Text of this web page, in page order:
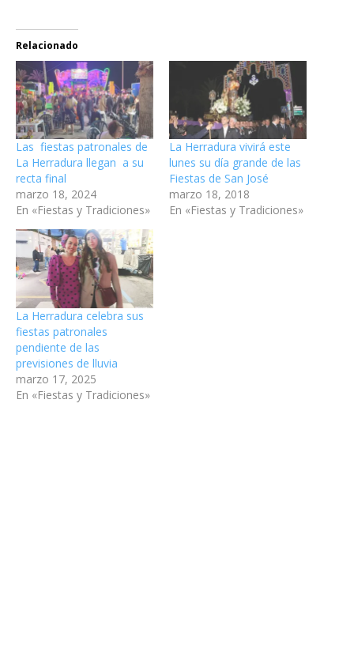
Relacionado
Las fiestas patronales de
La Herradura llegan a su
recta final
marzo 18, 2024
En «Fiestas y Tradiciones»
La Herradura vivirá este
lunes su día grande de las
Fiestas de San José
marzo 18, 2018
En «Fiestas y Tradiciones»
La Herradura celebra sus
fiestas patronales
pendiente de las
previsiones de lluvia
marzo 17, 2025
En «Fiestas y Tradiciones»